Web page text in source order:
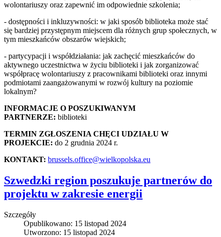
wolontariuszy oraz zapewnić im odpowiednie szkolenia;
- dostępności i inkluzywności: w jaki sposób biblioteka może stać
się bardziej przystępnym miejscem dla różnych grup społecznych, w
tym mieszkańców obszarów wiejskich;
- partycypacji i współdziałania: jak zachęcić mieszkańców do
aktywnego uczestnictwa w życiu biblioteki i jak zorganizować
współpracę wolontariuszy z pracownikami biblioteki oraz innymi
podmiotami zaangażowanymi w rozwój kultury na poziomie
lokalnym?
INFORMACJE O POSZUKIWANYM
PARTNERZE: biblioteki
TERMIN ZGŁOSZENIA CHĘCI UDZIAŁU W
PROJEKCIE: do 2 grudnia 2024 r.
KONTAKT: brussels.office@wielkopolska.eu
Szwedzki region poszukuje partnerów do
projektu w zakresie energii
Szczegóły
Opublikowano: 15 listopad 2024
Utworzono: 15 listopad 2024